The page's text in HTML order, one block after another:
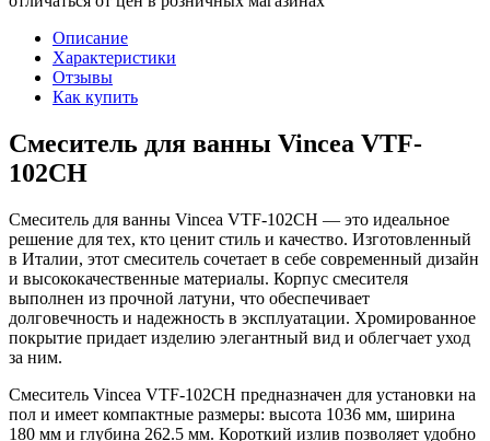
Описание
Характеристики
Отзывы
Как купить
Смеситель для ванны Vincea VTF-
102CH
Смеситель для ванны Vincea VTF-102CH — это идеальное
решение для тех, кто ценит стиль и качество. Изготовленный
в Италии, этот смеситель сочетает в себе современный дизайн
и высококачественные материалы. Корпус смесителя
выполнен из прочной латуни, что обеспечивает
долговечность и надежность в эксплуатации. Хромированное
покрытие придает изделию элегантный вид и облегчает уход
за ним.
Смеситель Vincea VTF-102CH предназначен для установки на
пол и имеет компактные размеры: высота 1036 мм, ширина
180 мм и глубина 262.5 мм. Короткий излив позволяет удобно